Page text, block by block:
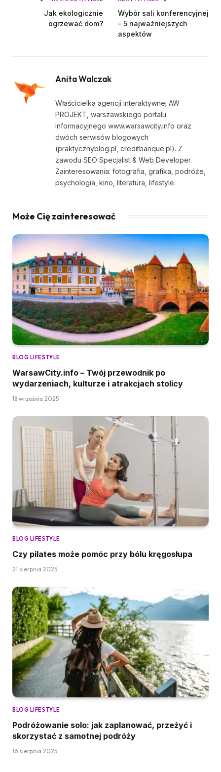
Jak ekologicznie
ogrzewać dom?
Wybór sali konferencyjnej
– 5 najważniejszych
aspektów
Anita Walczak
Właścicielka agencji interaktywnej AW
PROJEKT, warszawskiego portalu
informacyjnego www.warsawcity.info oraz
dwóch serwisów blogowych
(praktycznyblog.pl, creditbanque.pl). Z
zawodu SEO Specjalist & Web Developer.
Zainteresowania: fotografia, grafika, podróże,
psychologia, kino, literatura, lifestyle.
Może Cię zainteresować
BLOG LIFESTYLE
WarsawCity.info – Twój przewodnik po
wydarzeniach, kulturze i atrakcjach stolicy
18 września 2025
BLOG LIFESTYLE
Czy pilates może pomóc przy bólu kręgosłupa
21 sierpnia 2025
BLOG LIFESTYLE
Podróżowanie solo: jak zaplanować, przeżyć i
skorzystać z samotnej podróży
16 sierpnia 2025